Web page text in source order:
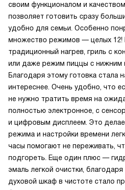
своим функционалом и
позволяет готовить сразу
удобно для семьи. Особенно
множество режимов — целых
традиционный нагрев, гриль с
или даже режим пиццы с нижним
Благодаря этому готовка стала
интереснее. Очень удобно, что
не нужно тратить время на
полностью электронное, с
и цифровым дисплеем. Это
режима и настройки времени
часы помогают не переживать,
подгореть. Еще один плюс —
эмаль легкой очистки,
духовой шкаф в чистоте стало